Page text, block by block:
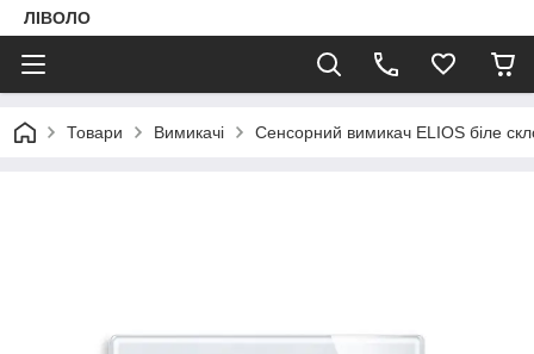
ЛІВОЛО
Товари Вимикачі Сенсорний вимикач ELIOS біле